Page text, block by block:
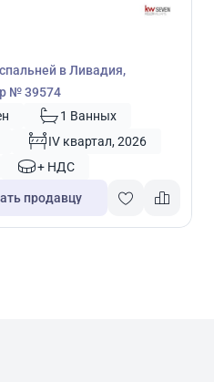
в Ливадия,
№ 39574
1 Ванных
IV квартал, 2026
+ НДС
продавцу